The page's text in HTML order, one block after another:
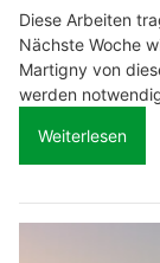
Diese Arbeiten
Nächste Woche
Martigny von
werden
Weiterlesen